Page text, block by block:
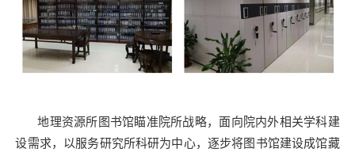
地理资源所图书馆瞄准院所战略，面向院内外相关学科建
设需求，以服务研究所科研为中心，逐步将图书馆建设成馆藏